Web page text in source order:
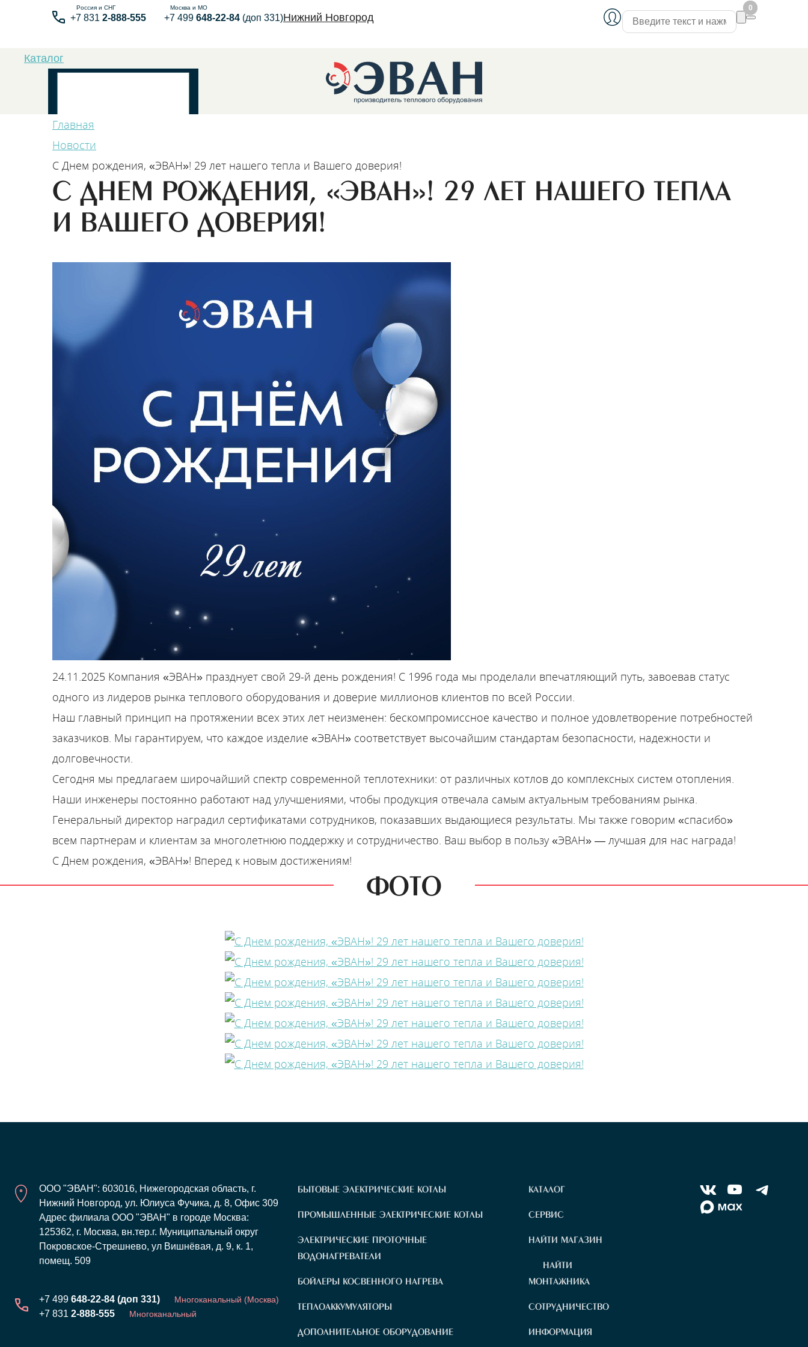
+7 831 2-888-555 +7 499 648-22-84 (доп 331)Нижний Новгород
0
0
Каталог
Бытовые электрические котлы
Промышленные электрические котлы
Главная
Новости
С Днем рождения, «ЭВАН»! 29 лет нашего тепла и Вашего доверия!
С ДНЕМ РОЖДЕНИЯ, «ЭВАН»! 29 ЛЕТ НАШЕГО ТЕПЛА
И ВАШЕГО ДОВЕРИЯ!
24.11.2025 Компания «ЭВАН» празднует свой 29-й день рождения! С 1996 года мы проделали впечатляющий путь, завоевав статус
одного из лидеров рынка теплового оборудования и доверие миллионов клиентов по всей России.
Наш главный принцип на протяжении всех этих лет неизменен: бескомпромиссное качество и полное удовлетворение потребностей
заказчиков. Мы гарантируем, что каждое изделие «ЭВАН» соответствует высочайшим стандартам безопасности, надежности и
долговечности.
Сегодня мы предлагаем широчайший спектр современной теплотехники: от различных котлов до комплексных систем отопления.
Наши инженеры постоянно работают над улучшениями, чтобы продукция отвечала самым актуальным требованиям рынка.
Генеральный директор наградил сертификатами сотрудников, показавших выдающиеся результаты. Мы также говорим «спасибо»
всем партнерам и клиентам за многолетнюю поддержку и сотрудничество. Ваш выбор в пользу «ЭВАН» — лучшая для нас награда!
С Днем рождения, «ЭВАН»! Вперед к новым достижениям!
ФОТО
ООО "ЭВАН": 603016, Нижегородская область, г.
Нижний Новгород, ул. Юлиуса Фучика, д. 8, Офис 309
Адрес филиала ООО "ЭВАН" в городе Москва:
125362, г. Москва, вн.тер.г. Муниципальный округ
Покровское-Стрешнево, ул Вишнёвая, д. 9, к. 1,
помещ. 509
+7 499 648-22-84 (доп 331) Многоканальный (Москва)
+7 831 2-888-555 Многоканальный
БЫТОВЫЕ ЭЛЕКТРИЧЕСКИЕ КОТЛЫ
ПРОМЫШЛЕННЫЕ ЭЛЕКТРИЧЕСКИЕ КОТЛЫ
ЭЛЕКТРИЧЕСКИЕ ПРОТОЧНЫЕ
ВОДОНАГРЕВАТЕЛИ
БОЙЛЕРЫ КОСВЕННОГО НАГРЕВА
ТЕПЛОАККУМУЛЯТОРЫ
ДОПОЛНИТЕЛЬНОЕ ОБОРУДОВАНИЕ
КАТАЛОГ
СЕРВИС
НАЙТИ МАГАЗИН
НАЙТИ
МОНТАЖНИКА
СОТРУДНИЧЕСТВО
ИНФОРМАЦИЯ
В y т